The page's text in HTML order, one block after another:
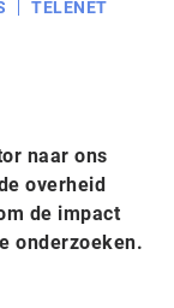
TELENET
naar ons
overheid
de impact
onderzoeken.